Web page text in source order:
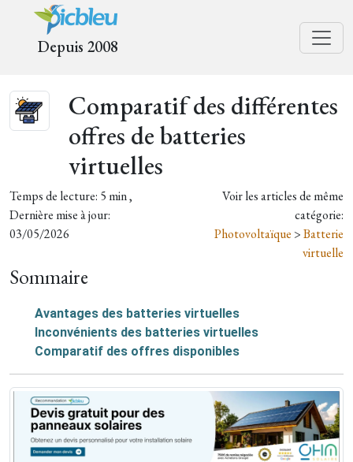
Depuis 2008
Comparatif des différentes
offres de batteries
virtuelles
Temps de lecture: 5 min ,
Dernière mise à jour:
03/05/2026
Voir les articles de même
catégorie:
Photovoltaïque >Batterie
virtuelle
Sommaire
Avantages des batteries virtuelles
Inconvénients des batteries virtuelles
Comparatif des offres disponibles